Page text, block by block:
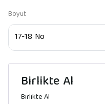
Boyut
Birlikte Al
Birlikte Al